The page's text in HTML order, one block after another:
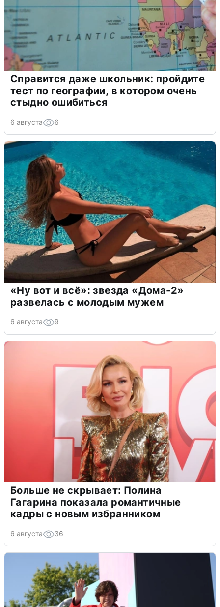
Справится даже школьник: пройдите
тест по географии, в котором очень
стыдно ошибиться
6 августа 6
«Ну вот и всё»: звезда «Дома-2»
развелась с молодым мужем
6 августа 9
Больше не скрывает: Полина
Гагарина показала романтичные
кадры с новым избранником
6 августа 36